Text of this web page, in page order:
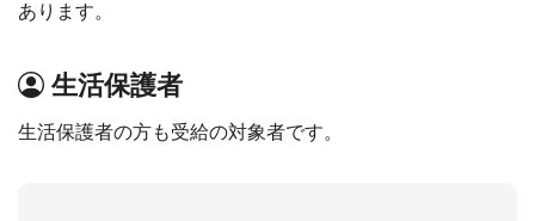
あります。
生活保護者
生活保護者の方も受給の対象者です。